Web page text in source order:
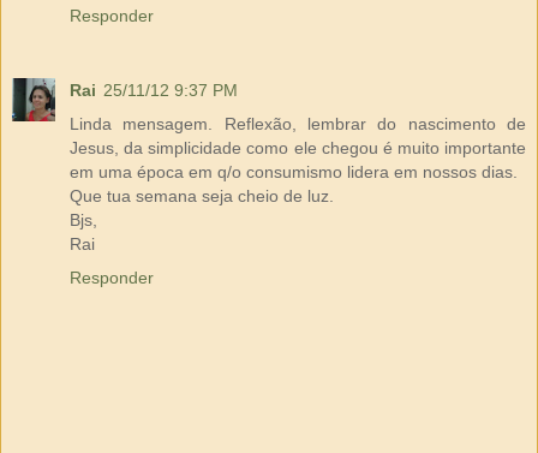
Responder
Rai 25/11/12 9:37 PM
Linda mensagem. Reflexão, lembrar do nascimento de
Jesus, da simplicidade como ele chegou é muito importante
em uma época em q/o consumismo lidera em nossos dias.
Que tua semana seja cheio de luz.
Bjs,
Rai
Responder